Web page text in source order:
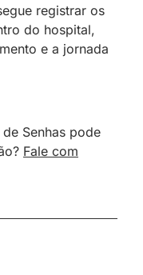
registrar os
do hospital,
e a jornada
Senhas pode
Fale com